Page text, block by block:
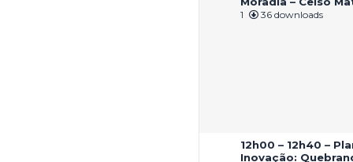
1 36 downloads
12h00 – 12h40 –
Inovação: